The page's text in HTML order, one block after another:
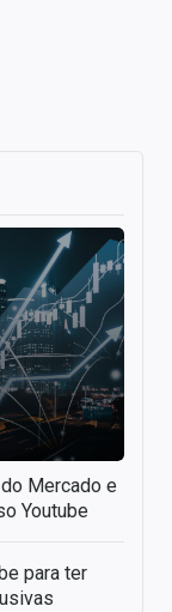
Mercado e
Youtube
para ter